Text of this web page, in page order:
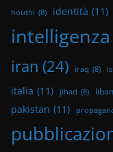
houthi (8) identità (11)
iran (24) iraq (8)
italia (11) jihad (8)
pakistan (11)